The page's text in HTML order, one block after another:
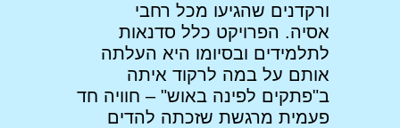
ורקדנים שהגיעו מכל רחבי
אסיה. הפרויקט כלל סדנאות
לתלמידים ובסיומו היא העלתה
אותם על במה לרקוד איתה
ב"פתקים לפינה באוש" – חוויה חד
פעמית מרגשת שזכתה להדים